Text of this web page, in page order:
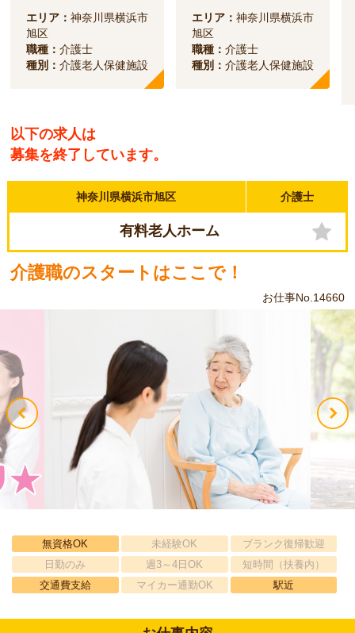
エリア：神奈川県横浜市
旭区
職種：介護士
種別：介護老人保健施設
エリア：神奈川県横浜市
旭区
職種：介護士
種別：介護老人保健施設
以下の求人は
募集を終了しています。
神奈川県横浜市旭区 介護士
有料老人ホーム
介護職のスタートはここで！
お仕事No.14660
無資格OK 未経験OK
ブランク復帰歓迎
日勤のみ
週3～4日OK
短時間（扶養内）
交通費支給
マイカー通勤OK 駅近